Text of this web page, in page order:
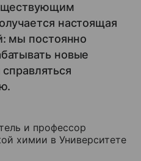
настоящая
мы постоянно
новые
и профессор
химии в Университете